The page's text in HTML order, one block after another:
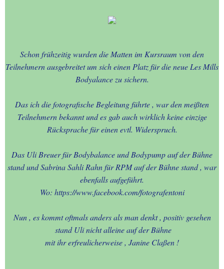
NELE & SINA in Oberhausen
- Stunde -3 - 01.März 20
AACHEN & sein
ELISENGARTEN pures
LEBEN-25.02.2026
Seite 1 in W. + B.
03.- Die Liebe zur Fotografie
Seite - 2 in W. + B.
28.10.2021.-+ 16.11.2021.-
Aachen-Hangeweiher-
Schon frühzeitig wurden die Matten im Kursraum von den
Teilnehmern ausgebreitet um sich einen Platz für die neue Les Mills
Bodyalance zu sichern.
Das ich die fotografische Begleitung führte , war den meißten
Teilnehmern bekannt und es gab auch wirklich keine einzige
Rücksprache für einen evtl. Widerspruch.
Das Uli Breuer für Bodybalance und Bodypump auf der Bühne
stand und Sabrina Sahli Rahn für RPM auf der Bühne stand , war
ebenfalls aufgeführt.
Wo: https://www.facebook.com/fotografentoni
Nun , es kommt oftmals anders als man denkt , positiv gesehen
stand Uli nicht alleine auf der Bühne
mit ihr erfreulicherweise , Janine Claßen !